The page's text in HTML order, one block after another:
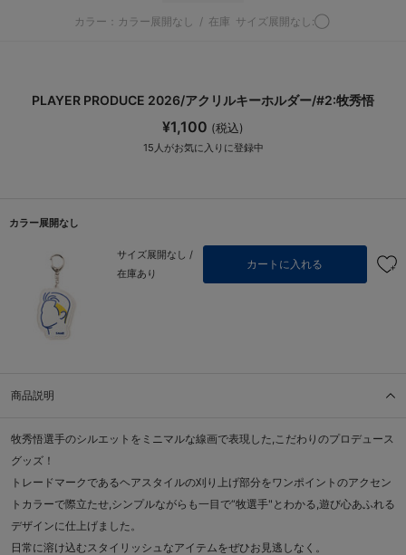
カラー：カラー展開なし / 在庫 サイズ展開なし:◯
PLAYER PRODUCE 2026/アクリルキーホルダー/#2:牧秀悟
¥1,100 (税込)
15 人がお気に入りに登録中
カラー展開なし
サイズ展開なし /
在庫あり
カートに入れる
商品説明
牧秀悟選手のシルエットをミニマルな線画で表現した,こだわりのプロデュース
グッズ！
トレードマークであるヘアスタイルの刈り上げ部分をワンポイントのアクセン
トカラーで際立たせ,シンプルながらも一目で“牧選手"とわかる,遊び心あふれる
デザインに仕上げました。
日常に溶け込むスタイリッシュなアイテムをぜひお見逃しなく。